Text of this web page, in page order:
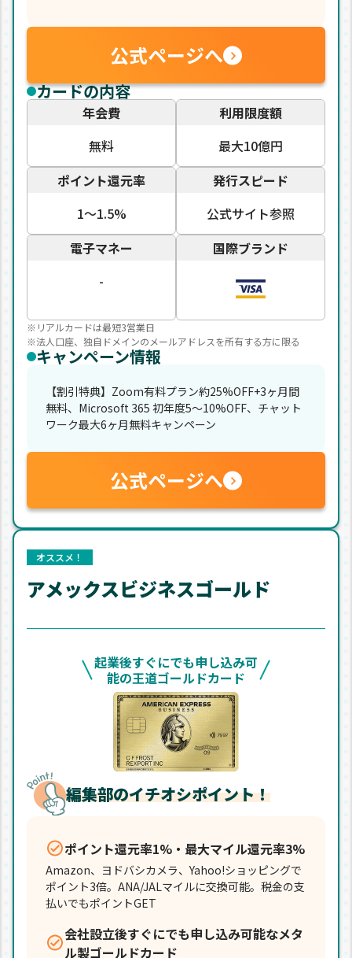
公式ページへ
カードの内容
年会費
無料
利用限度額
最大10億円
ポイント還元率
1〜1.5%
発行スピード
公式サイト参照
電子マネー
-
国際ブランド
※リアルカードは最短3営業日
※法人口座、独自ドメインのメールアドレスを所有する方に限る
キャンペーン情報
【割引特典】Zoom有料プラン約25%OFF+3ヶ月間
無料、Microsoft 365 初年度5〜10%OFF、チャット
ワーク最大6ヶ月無料キャンペーン
公式ページへ
オススメ！
アメックスビジネスゴールド
起業後すぐにでも申し込み可
能の王道ゴールドカード
編集部のイチオシポイント！
ポイント還元率1%・最大マイル還元率3%
Amazon、ヨドバシカメラ、Yahoo!ショッピングで
ポイント3倍。ANA/JALマイルに交換可能。税金の支
払いでもポイントGET
会社設立後すぐにでも申し込み可能なメタ
ル製ゴールドカード